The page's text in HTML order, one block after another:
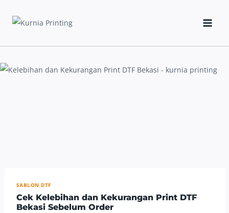
SABLON DTF
Cek Kelebihan dan Kekurangan Print DTF
Bekasi Sebelum Order